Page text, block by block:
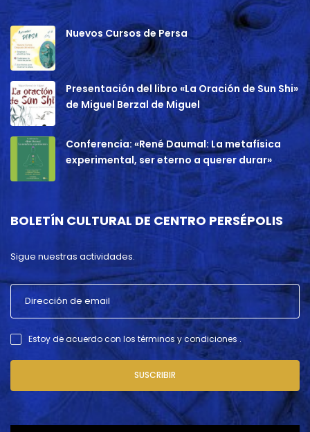
Nuevos Cursos de Persa
Presentación del libro «La Oración de Sun Shi»
de Miguel Berzal de Miguel
Conferencia: «René Daumal: La metafísica
experimental, ser eterno a querer durar»
BOLETÍN CULTURAL DE CENTRO PERSÉPOLIS
Sigue nuestras actividades.
Estoy de acuerdo con los términos y condiciones .
SUSCRIBIR